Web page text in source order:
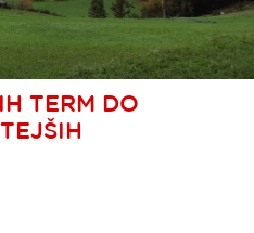
TERM DO